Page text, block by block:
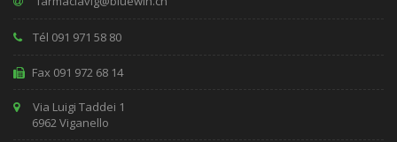
Tél 091 971 58 80
Fax 091 972 68 14
Via Luigi Taddei 1
6962 Viganello